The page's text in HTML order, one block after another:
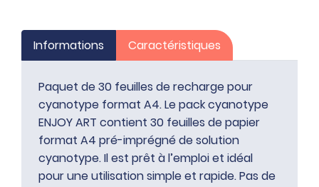
Informations Caractéristiques
Paquet de 30 feuilles de recharge pour
cyanotype format A4. Le pack cyanotype
ENJOY ART contient 30 feuilles de papier
format A4 pré-imprégné de solution
cyanotype. Il est prêt à l’emploi et idéal
pour une utilisation simple et rapide. Pas de